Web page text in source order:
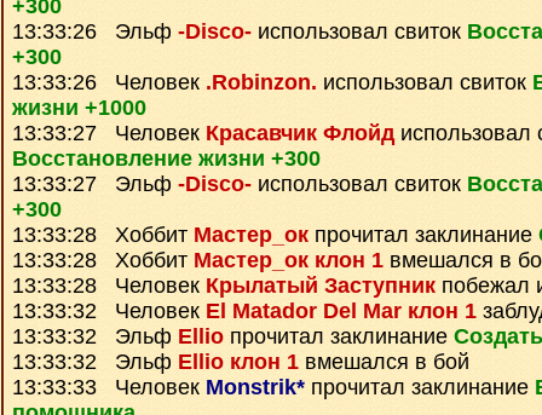
+300
13:33:26 Эльф -Disco- использовал свиток
+300
13:33:26 Человек .Robinzon. использовал свиток
жизни +1000
13:33:27 Человек Красавчик Флойдиспользовал
Восстановление жизни +300
13:33:27 Эльф -Disco- использовал свиток
+300
13:33:28 Хоббит Мастер_ок прочитал заклинание
13:33:28 Хоббит Мастер_ок клон 1 вмешался в
13:33:28 Человек Крылатый Заступник побежал
13:33:32 Человек El Matador Del Mar клон 1
13:33:32 Эльф Ellio прочитал заклинание
13:33:32 Эльф Ellio клон 1 вмешался в бой
13:33:33 Человек Monstrik* прочитал заклинание